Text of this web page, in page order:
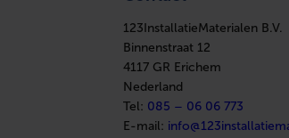
123InstallatieMaterialen B.V.
Binnenstraat 12
4117 GR Erichem
Nederland
Tel: 085 – 06 06 773
E-mail: